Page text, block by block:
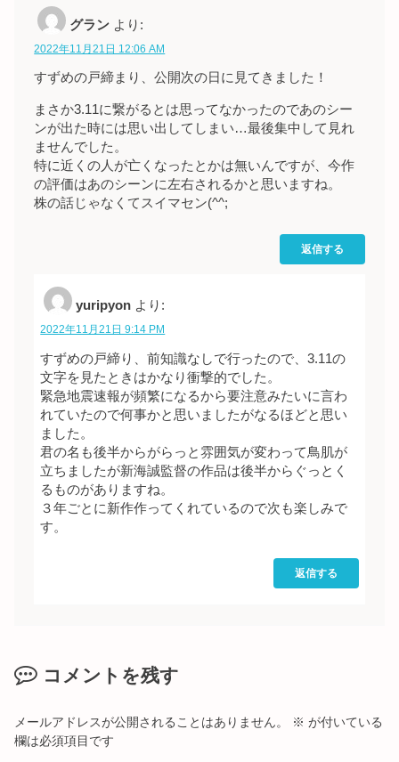
グラン より:
2022年11月21日 12:06 AM
すずめの戸締まり、公開次の日に見てきました！
まさか3.11に繋がるとは思ってなかったのであのシー
ンが出た時には思い出してしまい…最後集中して見れ
ませんでした。
特に近くの人が亡くなったとかは無いんですが、今作
の評価はあのシーンに左右されるかと思いますね。
株の話じゃなくてスイマセン(^^;
返信する
yuripyon より:
2022年11月21日 9:14 PM
すずめの戸締り、前知識なしで行ったので、3.11の
文字を見たときはかなり衝撃的でした。
緊急地震速報が頻繁になるから要注意みたいに言わ
れていたので何事かと思いましたがなるほどと思い
ました。
君の名も後半からがらっと雰囲気が変わって鳥肌が
立ちましたが新海誠監督の作品は後半からぐっとく
るものがありますね。
３年ごとに新作作ってくれているので次も楽しみで
す。
返信する
コメントを残す
メールアドレスが公開されることはありません。 ※ が付いている
欄は必須項目です